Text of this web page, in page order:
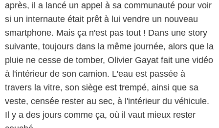
après, il a lancé un appel à sa communauté pour voir
si un internaute était prêt à lui vendre un nouveau
smartphone. Mais ça n'est pas tout ! Dans une story
suivante, toujours dans la même journée, alors que la
pluie ne cesse de tomber, Olivier Gayat fait une vidéo
à l'intérieur de son camion. L'eau est passée à
travers la vitre, son siège est trempé, ainsi que sa
veste, censée rester au sec, à l'intérieur du véhicule.
Il y a des jours comme ça, où il vaut mieux rester